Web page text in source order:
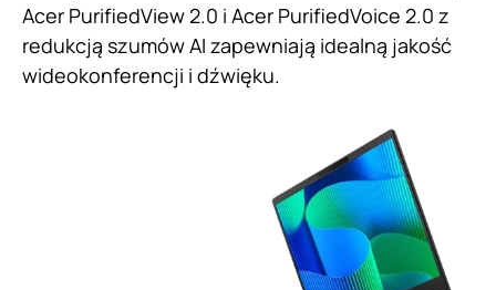
Acer PurifiedView 2.0 i Acer PurifiedVoice 2.0 z
redukcją szumów AI zapewniają idealną jakość
wideokonferencji i dźwięku.